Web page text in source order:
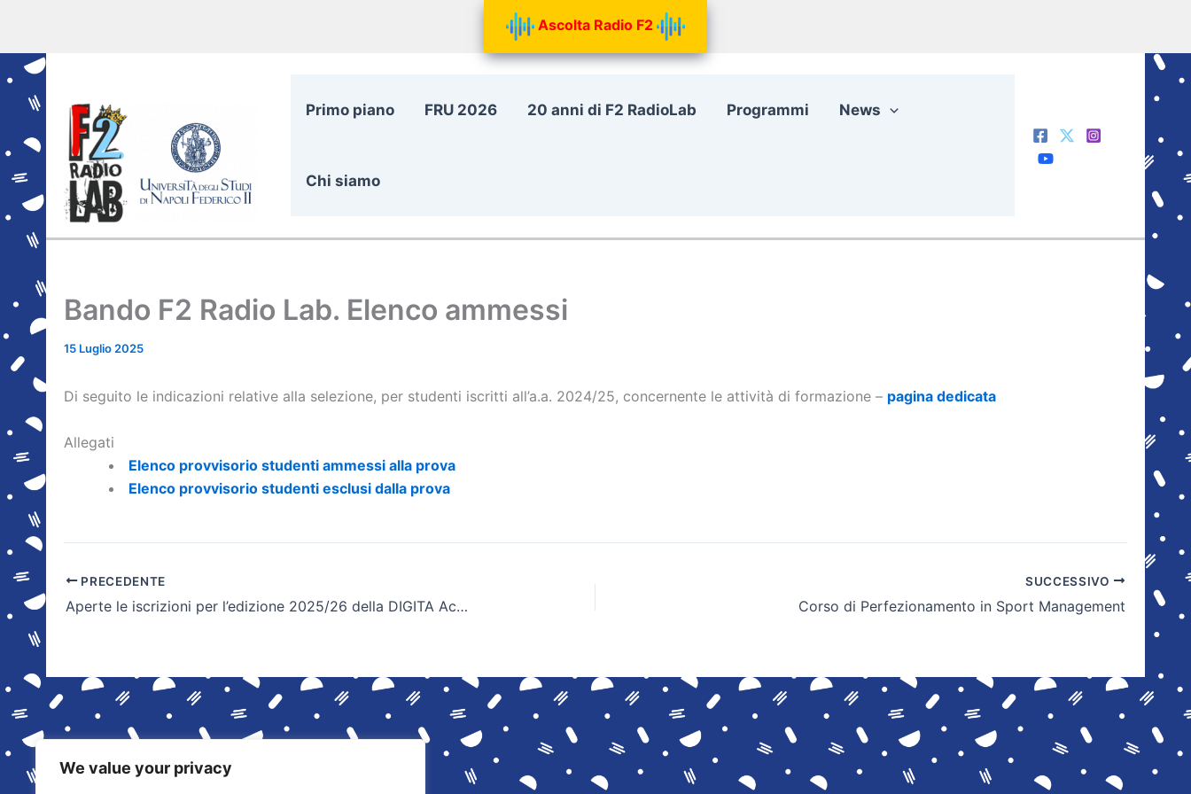
We value your privacy
Ascolta Radio F2
contenuto
Primo piano FRU 2026 20 anni di F2 RadioLab Programmi News
Chi siamo
Bando F2 Radio Lab. Elenco ammessi
15 Luglio 2025
Di seguito le indicazioni relative alla selezione, per studenti iscritti all’a.a. 2024/25, concernente le attività di formazione – pagina dedicata
Allegati
Elenco provvisorio studenti ammessi alla prova
Elenco provvisorio studenti esclusi dalla prova
PRECEDENTE
Aperte le iscrizioni per l’edizione 2025/26 della DIGITA Academy
SUCCESSIVO
Corso di Perfezionamento in Sport Management